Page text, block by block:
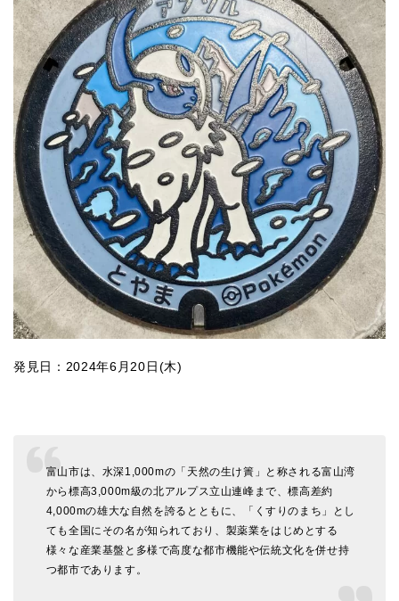
発見日：2024年6月20日(木)
富山市は、水深1,000mの「天然の生け簀」と称される富山湾
から標高3,000m級の北アルプス立山連峰まで、標高差約
4,000mの雄大な自然を誇るとともに、「くすりのまち」とし
ても全国にその名が知られており、製薬業をはじめとする
様々な産業基盤と多様で高度な都市機能や伝統文化を併せ持
つ都市であります。